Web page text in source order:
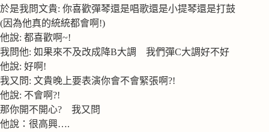
於是我問文貴: 你喜歡彈琴還是唱歌還是小提琴還是打鼓
(因為他真的統統都會啊!)
他說: 都喜歡啊~!
我問他: 如果來不及改成降B大調 我們彈C大調好不好
他說: 好啊!
我又問: 文貴晚上要表演你會不會緊張啊?!
他說: 不會啊?!
那你開不開心? 我又問
他說：很高興….